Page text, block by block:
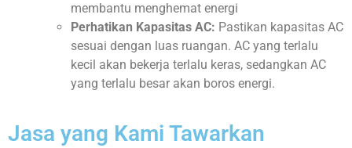
membantu menghemat energi
Perhatikan Kapasitas AC: Pastikan kapasitas AC
sesuai dengan luas ruangan. AC yang terlalu
kecil akan bekerja terlalu keras, sedangkan AC
yang terlalu besar akan boros energi.
Jasa yang Kami Tawarkan